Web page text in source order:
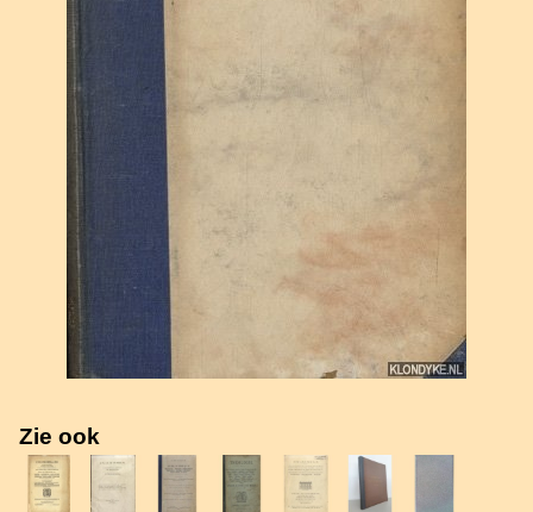
Zie ook